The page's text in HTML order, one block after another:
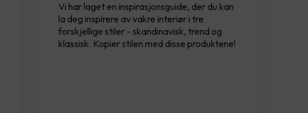
Vi har laget en inspirasjonsguide, der du kan
la deg inspirere av vakre interiør i tre
forskjellige stiler - skandinavisk, trend og
klassisk. Kopier stilen med disse produktene!